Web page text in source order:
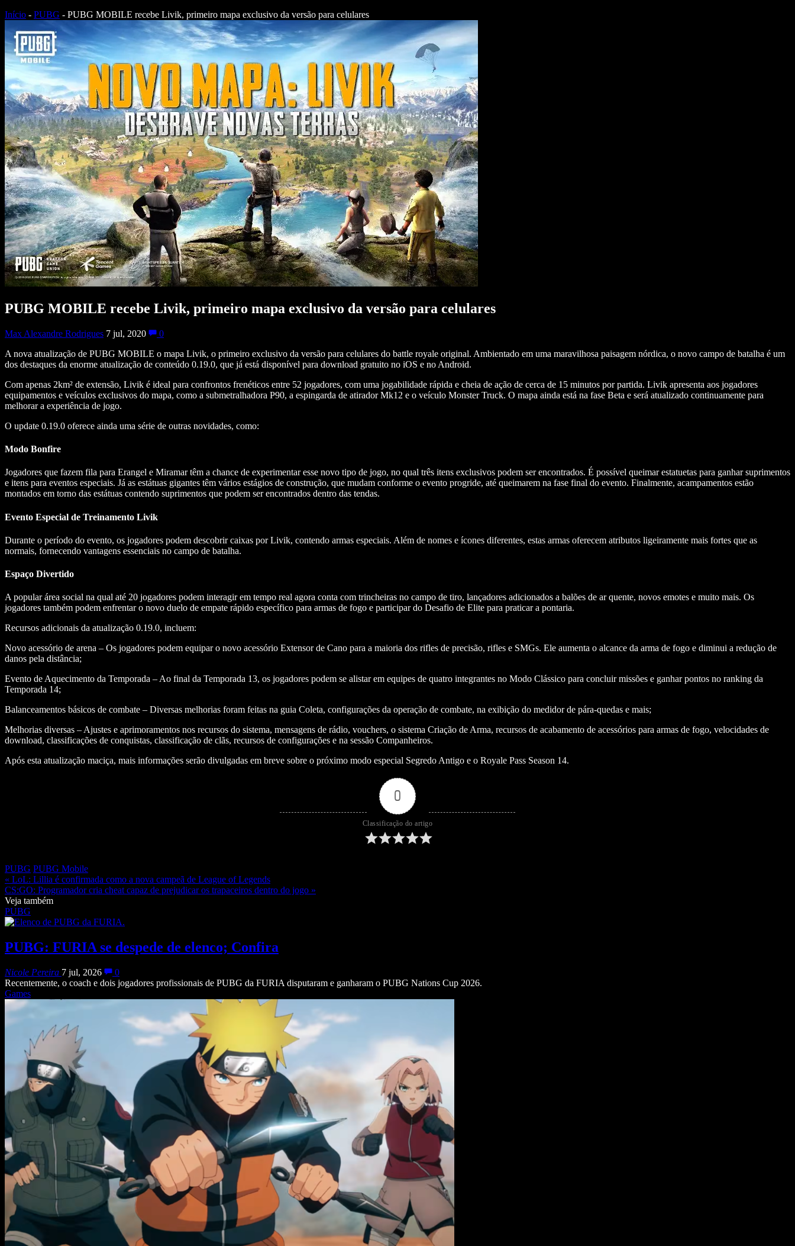
Início - PUBG - PUBG MOBILE recebe Livik, primeiro mapa exclusivo da versão para celulares
PUBG MOBILE recebe Livik, primeiro mapa exclusivo da versão para celulares
Max Alexandre Rodrigues 7 jul, 2020
0
A nova atualização de PUBG MOBILE o mapa Livik, o primeiro exclusivo da versão para celulares do battle royale original. Ambientado em uma maravilhosa paisagem nórdica, o novo campo de batalha é um
dos destaques da enorme atualização de conteúdo 0.19.0, que já está disponível para download gratuito no iOS e no Android.
Com apenas 2km² de extensão, Livik é ideal para confrontos frenéticos entre 52 jogadores, com uma jogabilidade rápida e cheia de ação de cerca de 15 minutos por partida. Livik apresenta aos jogadores
equipamentos e veículos exclusivos do mapa, como a submetralhadora P90, a espingarda de atirador Mk12 e o veículo Monster Truck. O mapa ainda está na fase Beta e será atualizado continuamente para
melhorar a experiência de jogo.
O update 0.19.0 oferece ainda uma série de outras novidades, como:
Modo Bonfire
Jogadores que fazem fila para Erangel e Miramar têm a chance de experimentar esse novo tipo de jogo, no qual três itens exclusivos podem ser encontrados. É possível queimar estatuetas para ganhar suprimentos
e itens para eventos especiais. Já as estátuas gigantes têm vários estágios de construção, que mudam conforme o evento progride, até queimarem na fase final do evento. Finalmente, acampamentos estão
montados em torno das estátuas contendo suprimentos que podem ser encontrados dentro das tendas.
Evento Especial de Treinamento Livik
Durante o período do evento, os jogadores podem descobrir caixas por Livik, contendo armas especiais. Além de nomes e ícones diferentes, estas armas oferecem atributos ligeiramente mais fortes que as
normais, fornecendo vantagens essenciais no campo de batalha.
Espaço Divertido
A popular área social na qual até 20 jogadores podem interagir em tempo real agora conta com trincheiras no campo de tiro, lançadores adicionados a balões de ar quente, novos emotes e muito mais. Os
jogadores também podem enfrentar o novo duelo de empate rápido específico para armas de fogo e participar do Desafio de Elite para praticar a pontaria.
Recursos adicionais da atualização 0.19.0, incluem:
Novo acessório de arena – Os jogadores podem equipar o novo acessório Extensor de Cano para a maioria dos rifles de precisão, rifles e SMGs. Ele aumenta o alcance da arma de fogo e diminui a redução de
danos pela distância;
Evento de Aquecimento da Temporada – Ao final da Temporada 13, os jogadores podem se alistar em equipes de quatro integrantes no Modo Clássico para concluir missões e ganhar pontos no ranking da
Temporada 14;
Balanceamentos básicos de combate – Diversas melhorias foram feitas na guia Coleta, configurações da operação de combate, na exibição do medidor de pára-quedas e mais;
Melhorias diversas – Ajustes e aprimoramentos nos recursos do sistema, mensagens de rádio, vouchers, o sistema Criação de Arma, recursos de acabamento de acessórios para armas de fogo, velocidades de
download, classificações de conquistas, classificação de clãs, recursos de configurações e na sessão Companheiros.
Após esta atualização maciça, mais informações serão divulgadas em breve sobre o próximo modo especial Segredo Antigo e o Royale Pass Season 14.
0
Classificação do artigo
PUBG PUBG Mobile
« LoL: Lillia é confirmada como a nova campeã de League of Legends
CS:GO: Programador cria cheat capaz de prejudicar os trapaceiros dentro do jogo »
Veja também
PUBG
PUBG: FURIA se despede de elenco; Confira
Nicole Pereira 7 jul, 2026
0
Recentemente, o coach e dois jogadores profissionais de PUBG da FURIA disputaram e ganharam o PUBG Nations Cup 2026.
Games